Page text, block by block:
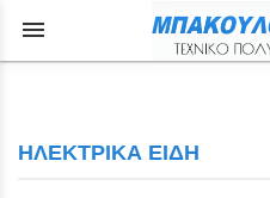
menu
ΗΛΕΚΤΡΙΚΑ ΕΙΔΗ